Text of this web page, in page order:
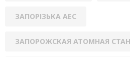
ЗАПОРІЗЬКА АЕС
ЗАПОРОЖСКАЯ АТОМНАЯ